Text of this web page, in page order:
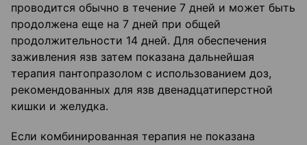
проводится обычно в течение 7 дней и может быть
продолжена еще на 7 дней при общей
продолжительности 14 дней. Для обеспечения
заживления язв затем показана дальнейшая
терапия пантопразолом с использованием доз,
рекомендованных для язв двенадцатиперстной
кишки и желудка.
Если комбинированная терапия не показана